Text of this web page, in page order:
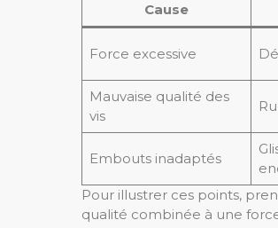
Cause
Force excessive
Mauvaise qualité des
vis
Embouts inadaptés
Pour illustrer ces points,
qualité combinée à une